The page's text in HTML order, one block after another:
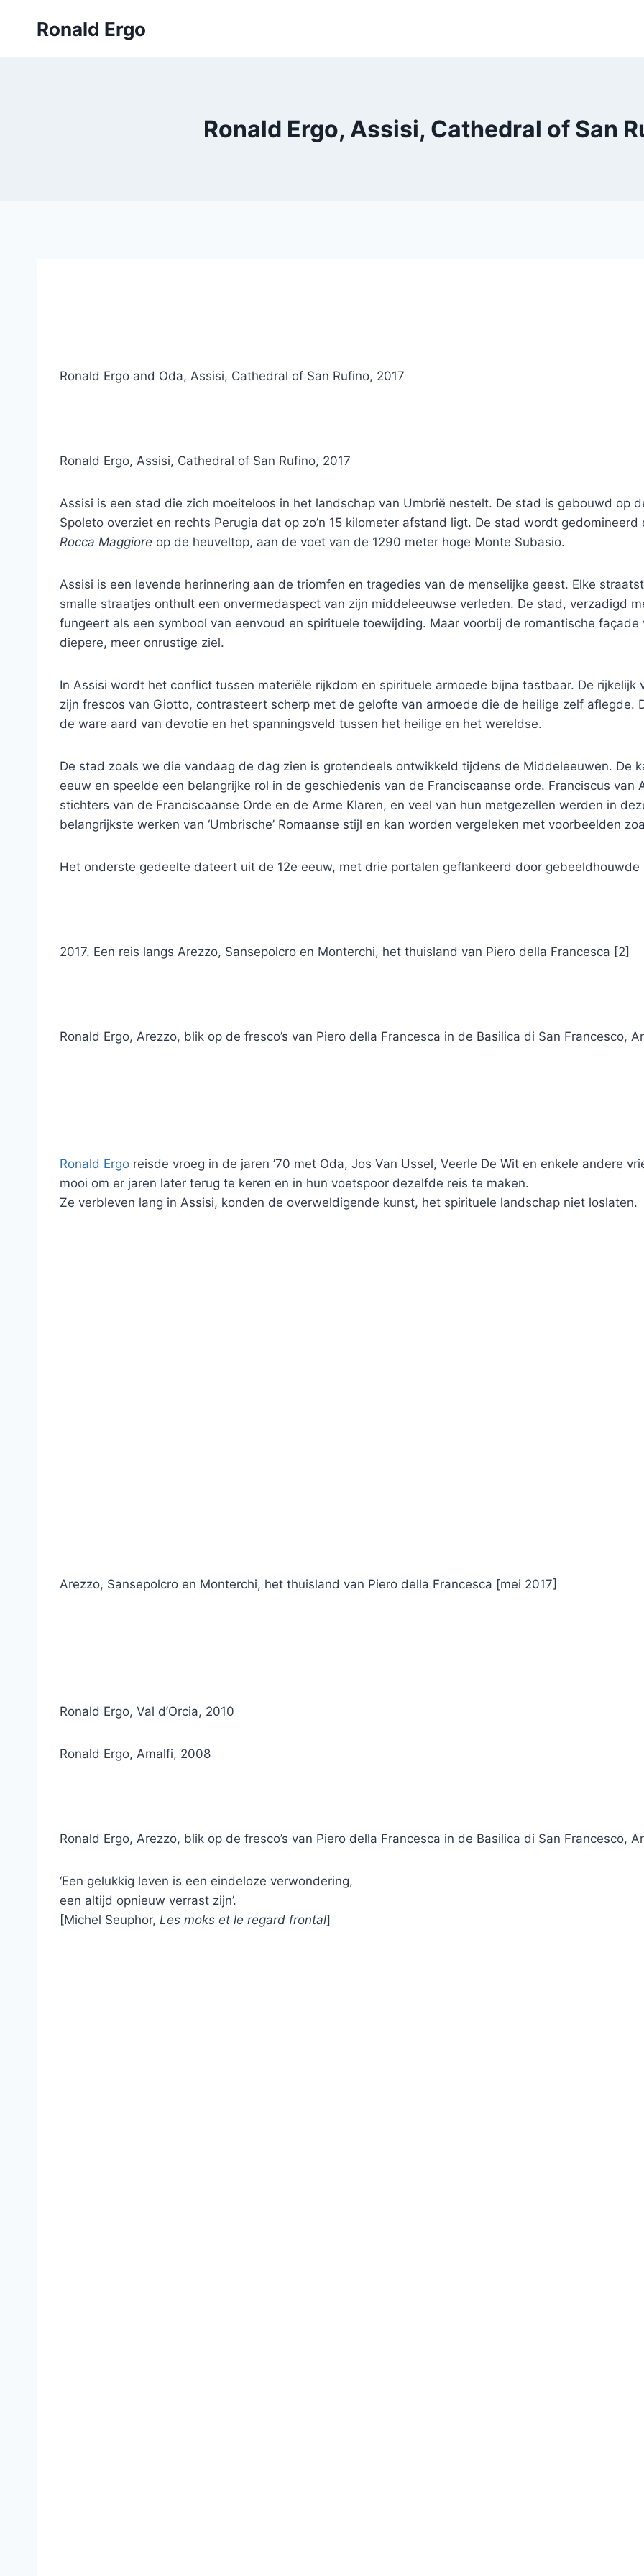
Ronald Ergo
Ronald Ergo, Assisi, Cathedral of San
Ronald Ergo and Oda, Assisi, Cathedral of San Rufino, 2017
Ronald Ergo, Assisi, Cathedral of San Rufino, 2017
Assisi is een stad die zich moeiteloos in het landschap van Umbrië nestelt. De stad is gebouwd op
Spoleto overziet en rechts Perugia dat op zo’n 15 kilometer afstand ligt. De stad wordt gedomineerd
Rocca Maggiore op de heuveltop, aan de voet van de 1290 meter hoge Monte Subasio.
Assisi is een levende herinnering aan de triomfen en tragedies van de menselijke geest. Elke
smalle straatjes onthult een onvermedaspect van zijn middeleeuwse verleden. De stad, verzadigd
fungeert als een symbool van eenvoud en spirituele toewijding. Maar voorbij de romantische façade
diepere, meer onrustige ziel.
In Assisi wordt het conflict tussen materiële rijkdom en spirituele armoede bijna tastbaar. De rijkelijk
zijn frescos van Giotto, contrasteert scherp met de gelofte van armoede die de heilige zelf aflegde.
de ware aard van devotie en het spanningsveld tussen het heilige en het wereldse.
De stad zoals we die vandaag de dag zien is grotendeels ontwikkeld tijdens de Middeleeuwen. De
eeuw en speelde een belangrijke rol in de geschiedenis van de Franciscaanse orde. Franciscus van
stichters van de Franciscaanse Orde en de Arme Klaren, en veel van hun metgezellen werden in
belangrijkste werken van ‘Umbrische’ Romaanse stijl en kan worden vergeleken met voorbeelden
Het onderste gedeelte dateert uit de 12e eeuw, met drie portalen geflankeerd door gebeeldhouwde
2017. Een reis langs Arezzo, Sansepolcro en Monterchi, het thuisland van Piero della Francesca [2]
Ronald Ergo, Arezzo, blik op de fresco’s van Piero della Francesca in de Basilica di San Francesco,
Ronald Ergo reisde vroeg in de jaren ’70 met Oda, Jos Van Ussel, Veerle De Wit en enkele andere
mooi om er jaren later terug te keren en in hun voetspoor dezelfde reis te maken.
Ze verbleven lang in Assisi, konden de overweldigende kunst, het spirituele landschap niet loslaten.
Arezzo, Sansepolcro en Monterchi, het thuisland van Piero della Francesca [mei 2017]
Ronald Ergo, Val d’Orcia, 2010
Ronald Ergo, Amalfi, 2008
Ronald Ergo, Arezzo, blik op de fresco’s van Piero della Francesca in de Basilica di San Francesco,
‘Een gelukkig leven is een eindeloze verwondering,
een altijd opnieuw verrast zijn’.
[Michel Seuphor, Les moks et le regard frontal]